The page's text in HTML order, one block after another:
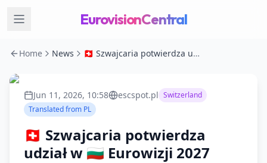
EurovisionCentral
Home News 🇨🇭 Szwajcaria potwierdza udział w 🇧🇬 Eurowizji 2027
Jun 11, 2026, 10:58 escspot.pl Switzerland
Translated from PL
🇨🇭 Szwajcaria potwierdza
udział w 🇧🇬 Eurowizji 2027